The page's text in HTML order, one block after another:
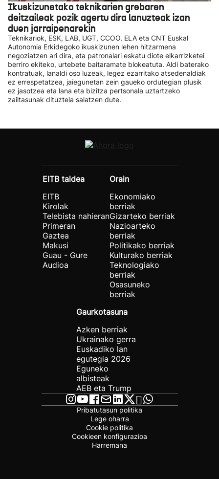
Ikuskizunetako teknikarien grebaren
deitzaileak pozik agertu dira lanuzteak izan
duen jarraipenarekin
Teknikariok, ESK, LAB, UGT, CCOO, ELA eta CNT Euskal
Autonomia Erkidegoko ikuskizunen lehen hitzarmena
negoziatzen ari dira, eta patronalari eskatu diote elkarrizketei
berriro ekiteko, urtebete baitaramate blokeatuta. Aldi baterako
kontratuak, lanaldi oso luzeak, legez ezarritako atsedenaldiak
ez errespetatzea, jaiegunetan zein gaueko ordutegian plusik
ez jasotzea eta lana eta bizitza pertsonala uztartzeko
zailtasunak dituztela salatzen dute.
EITB taldea
EITB
Kirolak
Telebista nahieran
Primeran
Gaztea
Makusi
Guau - Gure
Audioa
Orain
Ekonomiako
berriak
Gizarteko berriak
Nazioarteko
berriak
Politikako berriak
Kulturako berriak
Teknologiako
berriak
Osasuneko
berriak
Gaurkotasuna
Azken berriak
Ukrainako gerra
Euskadiko lan
egutegia 2026
Eguneko
albisteak
AEB eta Trump
Pribatutasun politika
Lege oharra
Cookie politika
Cookieen konfigurazioa
Harremana